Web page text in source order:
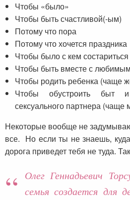
Чтобы «было»
Чтобы быть счастливой(-ым)
Потому что пора
Потому что хочется праздника
Чтобы было с кем состариться
Чтобы быть вместе с
Чтобы родить ребенка (чаще
Чтобы обустроить быт и
сексуального партнера (чаще
Некоторые вообще не
все. Но если ты не знаешь,
дорога приведет тебя не туда.
Олег Геннадьевич
семья создается для